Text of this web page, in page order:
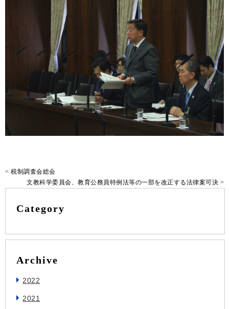
< 税制調査会総会
文教科学委員会、教育公務員特例法等の一部を改正する法律案可決 >
Category
Archive
2022
2021